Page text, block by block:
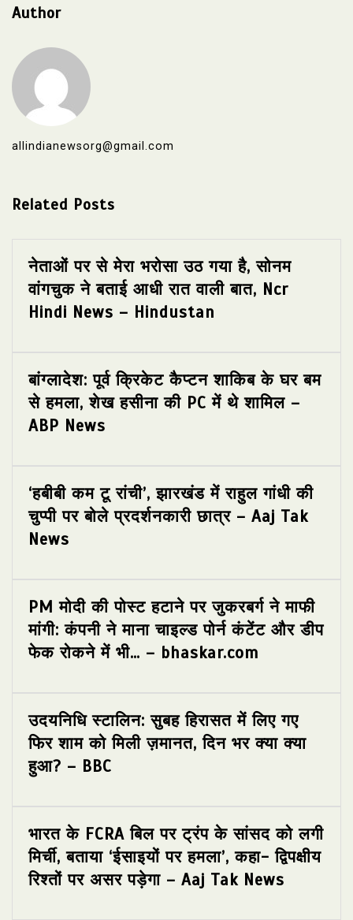
Author
allindianewsorg@gmail.com
Related Posts
नेताओं पर से मेरा भरोसा उठ गया है, सोनम
वांगचुक ने बताई आधी रात वाली बात, Ncr
Hindi News – Hindustan
बांग्लादेश: पूर्व क्रिकेट कैप्टन शाकिब के घर बम
से हमला, शेख हसीना की PC में थे शामिल –
ABP News
‘हबीबी कम टू रांची’, झारखंड में राहुल गांधी की
चुप्पी पर बोले प्रदर्शनकारी छात्र – Aaj Tak
News
PM मोदी की पोस्ट हटाने पर जुकरबर्ग ने माफी
मांगी: कंपनी ने माना चाइल्ड पोर्न कंटेंट और डीप
फेक रोकने में भी… – bhaskar.com
उदयनिधि स्टालिन: सुबह हिरासत में लिए गए
फिर शाम को मिली ज़मानत, दिन भर क्या क्या
हुआ? – BBC
भारत के FCRA बिल पर ट्रंप के सांसद को लगी
मिर्ची, बताया ‘ईसाइयों पर हमला’, कहा- द्विपक्षीय
रिश्तों पर असर पड़ेगा – Aaj Tak News